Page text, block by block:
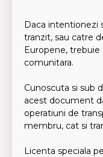
Daca intentionezi
tranzit, sau catre
Europene, trebuie
comunitara.
Cunoscuta si sub
acest document
operatiuni de
membru, cat si
Licenta speciala